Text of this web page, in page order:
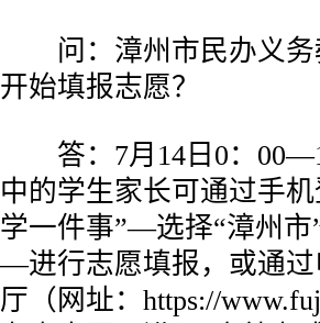
问：漳州市民办义务
开始填报志愿？
答：7月14日0：
中的学生家长可通过手
学一件事”—选择“漳州
—进行志愿填报，或通
厅（网址：https://